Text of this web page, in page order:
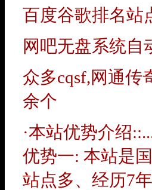
百度谷歌排名站
网吧无盘系统自
众多cqsf,网通传
余个
·本站优势介绍
优势一: 本站是
站点多、经历7